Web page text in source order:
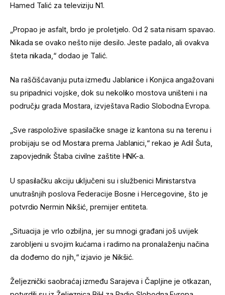
Hamed Talić za televiziju N1.
„Propao je asfalt, brdo je proletjelo. Od 2 sata nisam spavao.
Nikada se ovako nešto nije desilo. Jeste padalo, ali ovakva
šteta nikada,“ dodao je Talić.
Na raščišćavanju puta između Jablanice i Konjica angažovani
su pripadnici vojske, dok su nekoliko mostova uništeni i na
području grada Mostara, izvještava Radio Slobodna Evropa.
„Sve raspoložive spasilačke snage iz kantona su na terenu i
probijaju se od Mostara prema Jablanici,“ rekao je Adil Šuta,
zapovjednik Štaba civilne zaštite HNK-a.
U spasilačku akciju uključeni su i službenici Ministarstva
unutrašnjih poslova Federacije Bosne i Hercegovine, što je
potvrdio Nermin Nikšić, premijer entiteta.
„Situacija je vrlo ozbiljna, jer su mnogi građani još uvijek
zarobljeni u svojim kućama i radimo na pronalaženju načina
da dođemo do njih,“ izjavio je Nikšić.
Željeznički saobraćaj između Sarajeva i Čapljine je otkazan,